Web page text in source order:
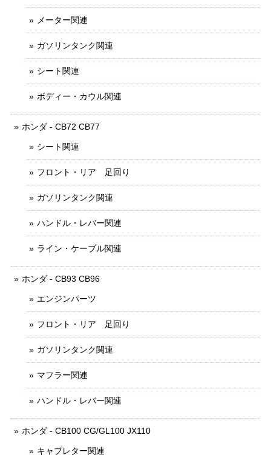
メーター関連
ガソリンタンク関連
シート関連
ボディー・カウル関連
ホンダ - CB72 CB77
シート関連
フロント・リア 足回り
ガソリンタンク関連
ハンドル・レバー関連
ライン・ケーブル関連
ホンダ - CB93 CB96
エンジンパーツ
フロント・リア 足回り
ガソリンタンク関連
マフラー関連
ハンドル・レバー関連
ホンダ - CB100 CG/GL100 JX110
キャブレター関連